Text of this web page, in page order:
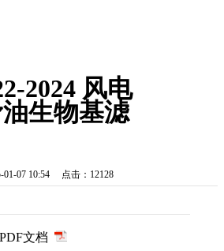
2024 风电
生物基滤
01-07 10:54 点击：12128
文档